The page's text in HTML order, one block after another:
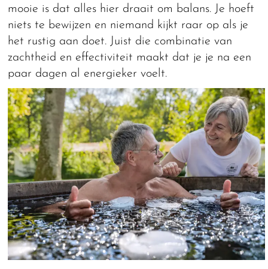
mooie is dat alles hier draait om balans. Je hoeft
niets te bewijzen en niemand kijkt raar op als je
het rustig aan doet. Juist die combinatie van
zachtheid en effectiviteit maakt dat je je na een
paar dagen al energieker voelt.